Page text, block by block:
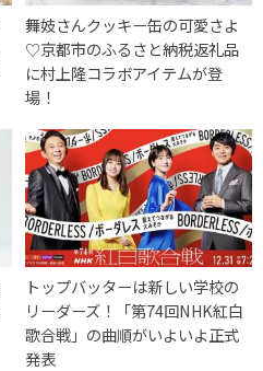
舞妓さんクッキー缶の可愛さよ
♡京都市のふるさと納税返礼品
に村上隆コラボアイテムが登
場！
トップバッターは新しい学校の
リーダーズ！「第74回NHK紅白
歌合戦」の曲順がいよいよ正式
発表